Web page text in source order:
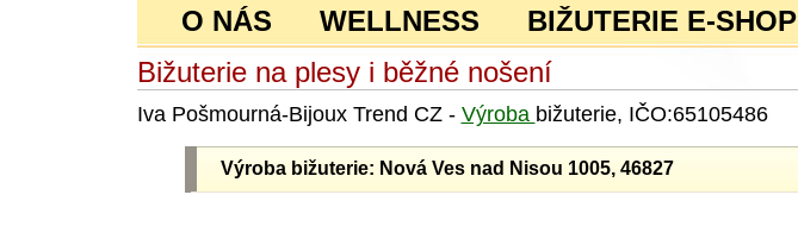
O NÁS WELLNESS BIŽUTERIE E-SHOP
Bižuterie na plesy i běžné nošení
Iva Pošmourná-Bijoux Trend CZ - Výroba bižuterie, IČO:65105486
Výroba bižuterie: Nová Ves nad Nisou 1005, 46827